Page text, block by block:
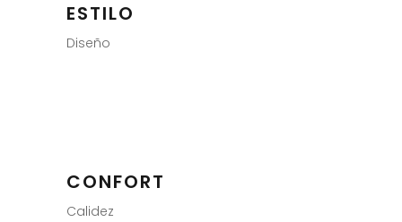
ESTILO
Diseño
CONFORT
Calidez